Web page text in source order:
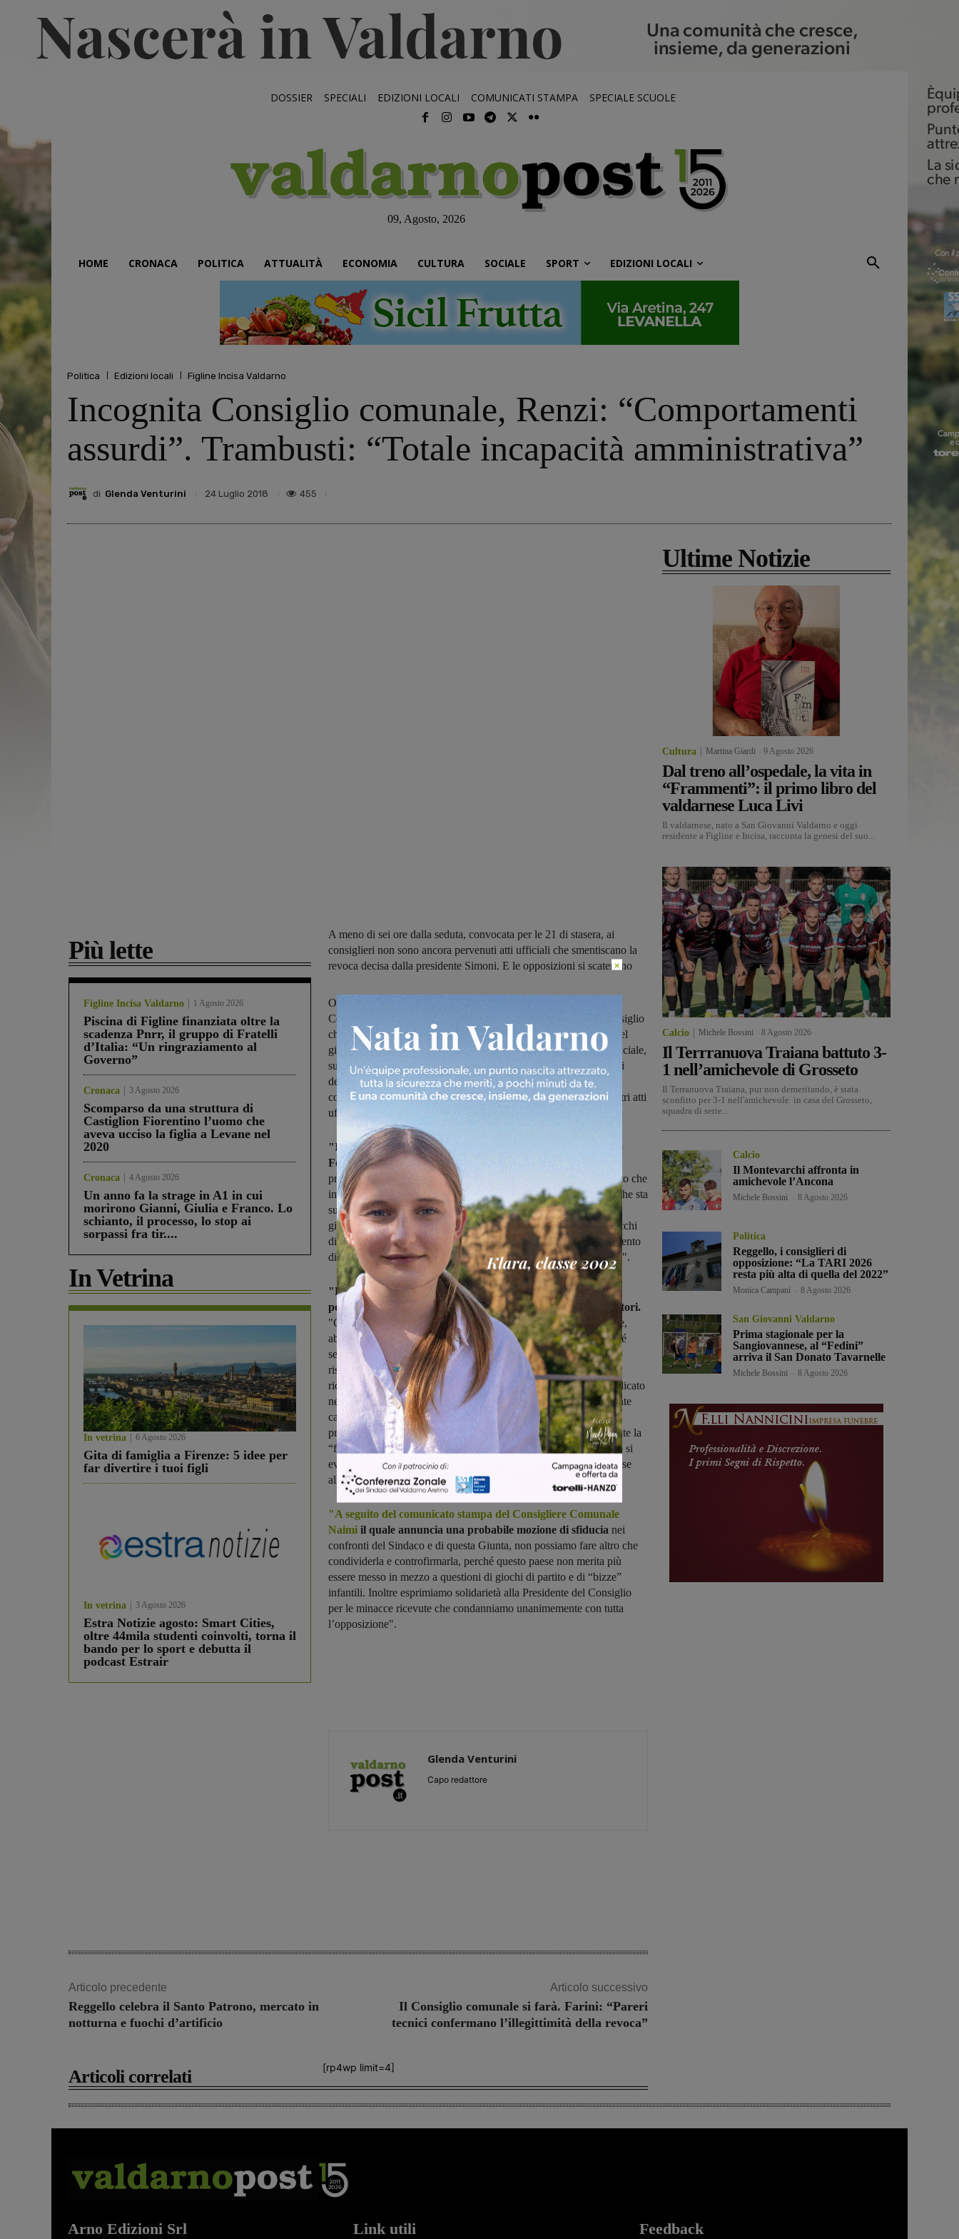
DOSSIER SPECIALI EDIZIONI LOCALI COMUNICATI STAMPA SPECIALE SCUOLE
09, Agosto, 2026
HOME CRONACA POLITICA ATTUALITÀ ECONOMIA CULTURA SOCIALE SPORT EDIZIONI LOCALI
Politica Edizioni locali Figline Incisa Valdarno
Incognita Consiglio comunale, Renzi: “Comportamenti
assurdi”. Trambusti: “Totale incapacità amministrativa”
di Glenda Venturini 24 Luglio 2018 455
Più lette
Figline Incisa Valdarno 1 Agosto 2026
Piscina di Figline finanziata oltre la
scadenza Pnrr, il gruppo di Fratelli
d’Italia: “Un ringraziamento al
Governo”
Cronaca 3 Agosto 2026
Scomparso da una struttura di
Castiglion Fiorentino l’uomo che
aveva ucciso la figlia a Levane nel
2020
Cronaca 4 Agosto 2026
Un anno fa la strage in A1 in cui
morirono Gianni, Giulia e Franco. Lo
schianto, il processo, lo stop ai
sorpassi fra tir....
In Vetrina
In vetrina 6 Agosto 2026
Gita di famiglia a Firenze: 5 idee per
far divertire i tuoi figli
In vetrina 3 Agosto 2026
Estra Notizie agosto: Smart Cities,
oltre 44mila studenti coinvolti, torna il
bando per lo sport e debutta il
podcast Estrair
A meno di sei ore dalla seduta, convocata per le 21 di stasera, ai
consiglieri non sono ancora pervenuti atti ufficiali che smentiscano la
revoca decisa dalla presidente Simoni. E le opposizioni si scatenano
Opposizioni sul piede di guerra per la mancanza di chiarezza sul
Consiglio comunale in programma questa sera a Figline. Un Consiglio
che ieri è stato revocato dalla Presidente Simoni perché l'ordine del
giorno recapitato ai consiglieri sarebbe stato diverso da quello ufficiale,
sull'inserimento della mozione di sfiducia alla stessa Simoni. Fonti
dell'Amministrazione confermano che il Consiglio ci sarà, ma ai
consiglieri di opposizione al momento non sarebbero pervenuti altri atti
ufficiali.
"Il Consiglio Fantasma!", sbotta Roberto Renzi, capogruppo
Forza Italia Udc."A sei ore dal consiglio comunale revocato dal
presidente Simoni, mentre si rincorŕono voci giornalistiche sul fatto che
invece il consiglio si farà, voglio chiedere alla cittadinanza: quel che sta
succedendo è reale o frutto del caldo? Non ci sono parole per
giustificare dei comportamenti tanto assurdi. Credo sia sotto gli occhi
di tutti che abbiamo superato ogni limite e forse sia giunto il momento
di chiudere una consiliatura ormai nei fatti finita. Si torni alle urne".
"Riteniamo opportune alcune considerazioni di carattere
politico", scrive invece Valentina Trambusti, Salvare il Serristori.
"Con mail pervenuta ieri dalla Presidente del Consiglio Comunale,
abbiamo appreso che il Consiglio di oggi era stato revocato perché
secondo l’art. 45 c.1 del Regolamento Comunale, non erano stati
rispettati i tempi di pubblicazione della convocazione dello stesso,
ricevendo addirittura un ordine del giorno diverso da quello pubblicato
nell’Albo Pretorio. Non essendo le uniche “sviste” che ultimamente
caratterizzano questa amministrazione, notiamo con estrema
preoccupazione che il Consiglio è diventato il luogo dove si discute la
“faida” tra le varie fazioni del Partito Democratico. In tutto questo si
evidenzia l’incapacità amministrativa di questa Giunta e di un paese
allo sbando e abbandonato nelle questioni più importanti".
"A seguito del comunicato stampa del Consigliere Comunale
Naimi il quale annuncia una probabile mozione di sfiducia nei
confronti del Sindaco e di questa Giunta, non possiamo fare altro che
condividerla e controfirmarla, perché questo paese non merita più
essere messo in mezzo a questioni di giochi di partito e di “bizze”
infantili. Inoltre esprimiamo solidarietà alla Presidente del Consiglio
per le minacce ricevute che condanniamo unanimemente con tutta
l’opposizione".
Glenda Venturini
Capo redattore
Articolo precedente
Reggello celebra il Santo Patrono, mercato in
notturna e fuochi d’artificio
Articolo successivo
Il Consiglio comunale si farà. Farini: “Pareri
tecnici confermano l’illegittimità della revoca”
[rp4wp limit=4]
Articoli correlati
Ultime Notizie
Cultura Martina Giardi 9 Agosto 2026
Dal treno all’ospedale, la vita in
“Frammenti”: il primo libro del
valdarnese Luca Livi
Il valdarnese, nato a San Giovanni Valdarno e oggi
residente a Figline e Incisa, racconta la genesi del suo...
Calcio Michele Bossini 8 Agosto 2026
Il Terrranuova Traiana battuto 3-
1 nell’amichevole di Grosseto
Il Terranuova Traiana, pur non demeritando, è stata
sconfitto per 3-1 nell'amichevole in casa del Grosseto,
squadra di serie...
Calcio
Il Montevarchi affronta in
amichevole l’Ancona
Michele Bossini 8 Agosto 2026
Politica
Reggello, i consiglieri di
opposizione: “La TARI 2026
resta più alta di quella del 2022”
Monica Campani 8 Agosto 2026
San Giovanni Valdarno
Prima stagionale per la
Sangiovannese, al “Fedini”
arriva il San Donato Tavarnelle
Michele Bossini 8 Agosto 2026
Arno Edizioni Srl Link utili Feedback
×